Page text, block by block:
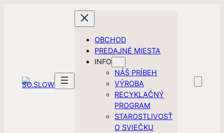
OBCHOD
PREDAJNÉ MIESTA
INFO
NÁŠ PRÍBEH
VÝROBA
RECYKLAČNÝ
PROGRAM
STAROSTLIVOSŤ
O SVIEČKU